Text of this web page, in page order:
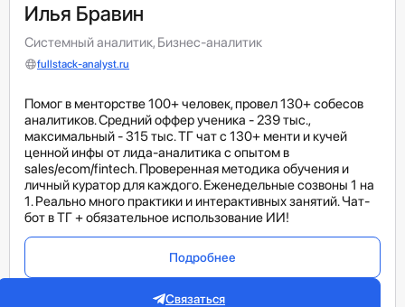
Илья Бравин
Системный аналитик, Бизнес-аналитик
fullstack-analyst.ru
Помог в менторстве 100+ человек, провел 130+ собесов
аналитиков. Средний оффер ученика - 239 тыс.,
максимальный - 315 тыс. ТГ чат с 130+ менти и кучей
ценной инфы от лида-аналитика с опытом в
sales/ecom/fintech. Проверенная методика обучения и
личный куратор для каждого. Еженедельные созвоны 1 на
1. Реально много практики и интерактивных занятий. Чат-
бот в ТГ + обязательное использование ИИ!
Подробнее
Связаться